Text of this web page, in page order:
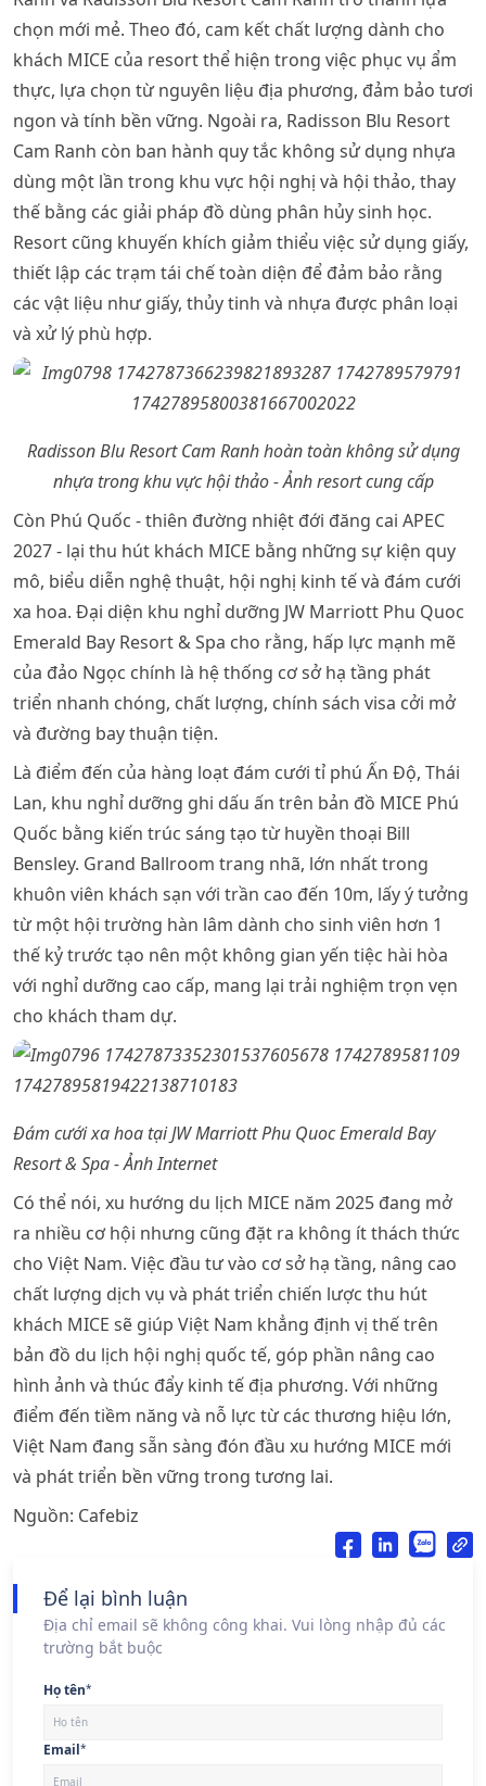
chọn mới mẻ. Theo đó, cam kết chất lượng dành cho
khách MICE của resort thể hiện trong việc phục vụ ẩm
thực, lựa chọn từ nguyên liệu địa phương, đảm bảo tươi
ngon và tính bền vững. Ngoài ra, Radisson Blu Resort
Cam Ranh còn ban hành quy tắc không sử dụng nhựa
dùng một lần trong khu vực hội nghị và hội thảo, thay
thế bằng các giải pháp đồ dùng phân hủy sinh học.
Resort cũng khuyến khích giảm thiểu việc sử dụng giấy,
thiết lập các trạm tái chế toàn diện để đảm bảo rằng
các vật liệu như giấy, thủy tinh và nhựa được phân loại
và xử lý phù hợp.
Radisson Blu Resort Cam Ranh hoàn toàn không sử dụng
nhựa trong khu vực hội thảo - Ảnh resort cung cấp
Còn Phú Quốc - thiên đường nhiệt đới đăng cai APEC
2027 - lại thu hút khách MICE bằng những sự kiện quy
mô, biểu diễn nghệ thuật, hội nghị kinh tế và đám cưới
xa hoa. Đại diện khu nghỉ dưỡng JW Marriott Phu Quoc
Emerald Bay Resort & Spa cho rằng, hấp lực mạnh mẽ
của đảo Ngọc chính là hệ thống cơ sở hạ tầng phát
triển nhanh chóng, chất lượng, chính sách visa cởi mở
và đường bay thuận tiện.
Là điểm đến của hàng loạt đám cưới tỉ phú Ấn Độ, Thái
Lan, khu nghỉ dưỡng ghi dấu ấn trên bản đồ MICE Phú
Quốc bằng kiến trúc sáng tạo từ huyền thoại Bill
Bensley. Grand Ballroom trang nhã, lớn nhất trong
khuôn viên khách sạn với trần cao đến 10m, lấy ý tưởng
từ một hội trường hàn lâm dành cho sinh viên hơn 1
thế kỷ trước tạo nên một không gian yến tiệc hài hòa
với nghỉ dưỡng cao cấp, mang lại trải nghiệm trọn vẹn
cho khách tham dự.
Đám cưới xa hoa tại JW Marriott Phu Quoc Emerald Bay
Resort & Spa - Ảnh Internet
Có thể nói, xu hướng du lịch MICE năm 2025 đang mở
ra nhiều cơ hội nhưng cũng đặt ra không ít thách thức
cho Việt Nam. Việc đầu tư vào cơ sở hạ tầng, nâng cao
chất lượng dịch vụ và phát triển chiến lược thu hút
khách MICE sẽ giúp Việt Nam khẳng định vị thế trên
bản đồ du lịch hội nghị quốc tế, góp phần nâng cao
hình ảnh và thúc đẩy kinh tế địa phương. Với những
điểm đến tiềm năng và nỗ lực từ các thương hiệu lớn,
Việt Nam đang sẵn sàng đón đầu xu hướng MICE mới
và phát triển bền vững trong tương lai.
Nguồn: Cafebiz
Để lại bình luận
Địa chỉ email sẽ không công khai. Vui lòng nhập đủ các
trường bắt buộc
Họ tên*
Email*